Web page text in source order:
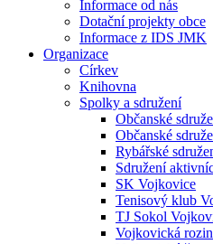
Informace od nás
Dotační projekty obce
Informace z IDS JMK
Organizace
Církev
Knihovna
Spolky a sdružení
Občanské
Občanské
Rybářské
Sdružení
SK Vojkovice
Tenisový klub
TJ Sokol
Vojkovická